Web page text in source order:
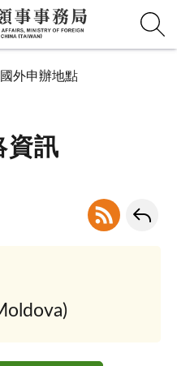
國外申辦地點
資訊